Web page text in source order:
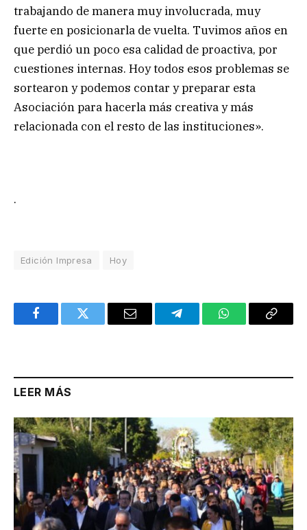
trabajando de manera muy involucrada, muy
fuerte en posicionarla de vuelta. Tuvimos años en
que perdió un poco esa calidad de proactiva, por
cuestiones internas. Hoy todos esos problemas se
sortearon y podemos contar y preparar esta
Asociación para hacerla más creativa y más
relacionada con el resto de las instituciones».
.
Edición Impresa Hoy
FacebookTwitter Email TelegramWhatsAppCopy
LEER MÁS